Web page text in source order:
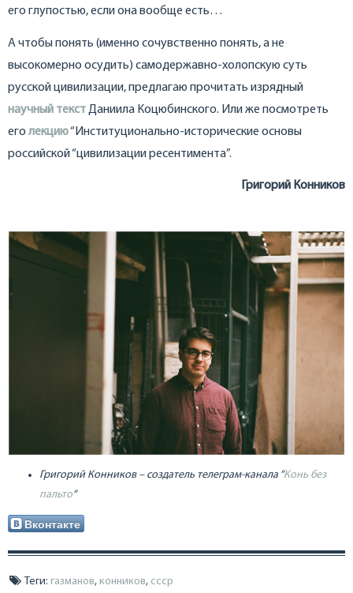
его глупостью, если она вообще есть…
А чтобы понять (именно сочувственно понять, а не
высокомерно осудить) самодержавно-холопскую суть
русской цивилизации, предлагаю прочитать изрядный
научный текстДаниила Коцюбинского. Или же посмотреть
его лекцию“Институционально-исторические основы
российской “цивилизации ресентимента”.
Григорий Конников
Григорий Конников – создатель телеграм-канала “Конь без
пальто“
Вконтакте
Теги: газманов, конников, ссср